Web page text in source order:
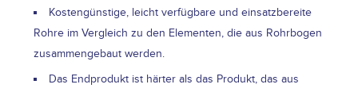
Kostengünstige, leicht verfügbare und einsatzbereite
Rohre im Vergleich zu den Elementen, die aus Rohrbogen
zusammengebaut werden.
Das Endprodukt ist härter als das Produkt, das aus